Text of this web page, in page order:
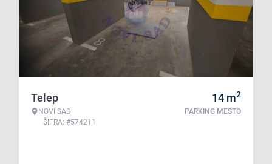
Telep
NOVI SAD
ŠIFRA: #574211
14 m2
PARKING MESTO